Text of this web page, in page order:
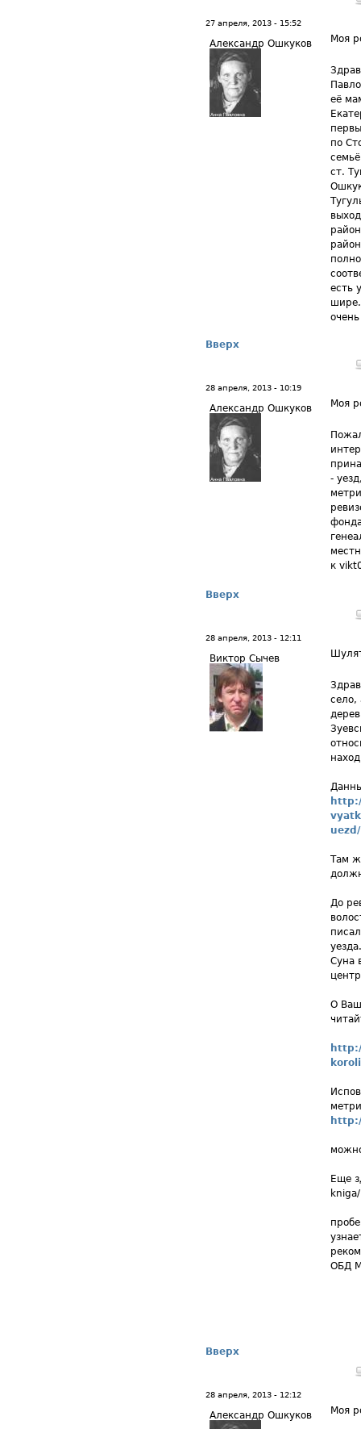
27 апреля, 2013 - 15:52
Александр Ошкуков Моя
её
по
ст.
есть
Вверх
28 апреля, 2013 - 10:19
Александр Ошкуков Моя
-
к
Вверх
28 апреля, 2013 - 12:11
Виктор Сычев
село,
Там
До
Суна
О
koroli
Еще
ОБД
Вверх
28 апреля, 2013 - 12:12
Александр Ошкуков Моя